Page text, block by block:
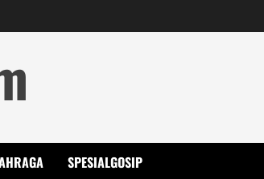
SPESIALGOSIP